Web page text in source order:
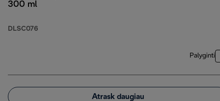
300 ml
DLSC076
Palyginti
Atrask daugiau